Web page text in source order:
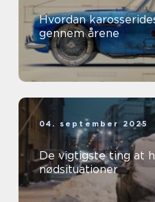
Hvordan
gennem årene
04. september 2025
De vigtigste ting at
nødsituationer